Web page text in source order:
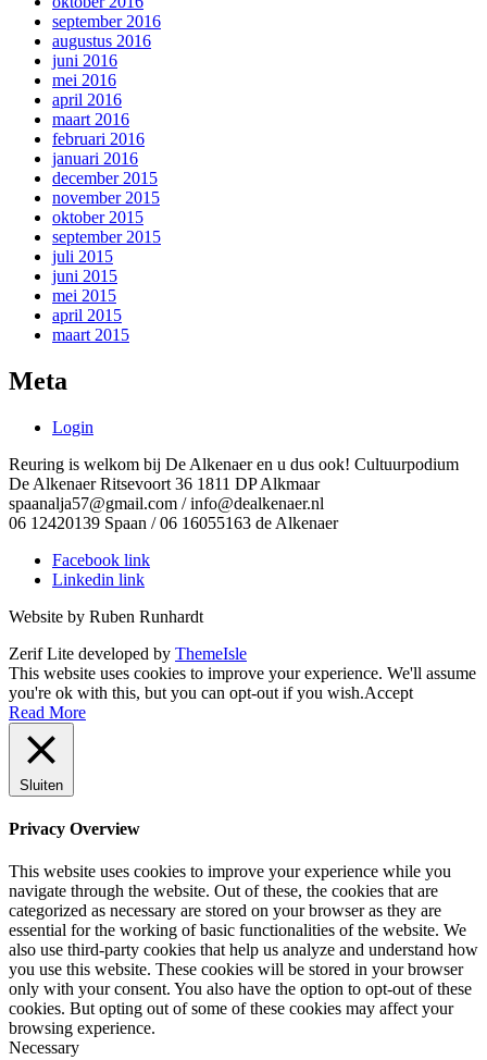
september 2016
augustus 2016
juni 2016
mei 2016
april 2016
maart 2016
februari 2016
januari 2016
december 2015
november 2015
oktober 2015
september 2015
juli 2015
juni 2015
mei 2015
april 2015
maart 2015
Meta
Login
Reuring is welkom bij De Alkenaer en u dus ook! Cultuurpodium
De Alkenaer Ritsevoort 36 1811 DP Alkmaar
spaanalja57@gmail.com / info@dealkenaer.nl
06 12420139 Spaan / 06 16055163 de Alkenaer
Facebook link
Linkedin link
Website by Ruben Runhardt
Zerif Lite developed by ThemeIsle
This website uses cookies to improve your experience. We'll assume
you're ok with this, but you can opt-out if you wish.Accept
Read More
Sluiten
Privacy Overview
This website uses cookies to improve your experience while you
navigate through the website. Out of these, the cookies that are
categorized as necessary are stored on your browser as they are
essential for the working of basic functionalities of the website. We
also use third-party cookies that help us analyze and understand how
you use this website. These cookies will be stored in your browser
only with your consent. You also have the option to opt-out of these
cookies. But opting out of some of these cookies may affect your
browsing experience.
Necessary